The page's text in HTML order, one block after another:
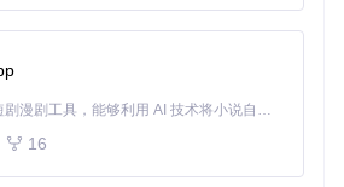
下的util/SAVEreg.bat
（通常需要5-10秒）
生成
Toonflow 是一款 AI 短剧漫剧工具，能够利用 AI 技术将小说自动转化为剧本，并结合 AI 生成的图片和视频，实现高效的短剧创作。借助 Toonflow，可以轻松完成从文字到影像的全流程，让短剧制作变得更加智能与便捷。
16